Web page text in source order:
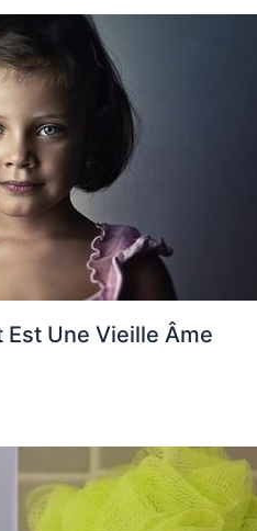
Est Une Vieille Âme